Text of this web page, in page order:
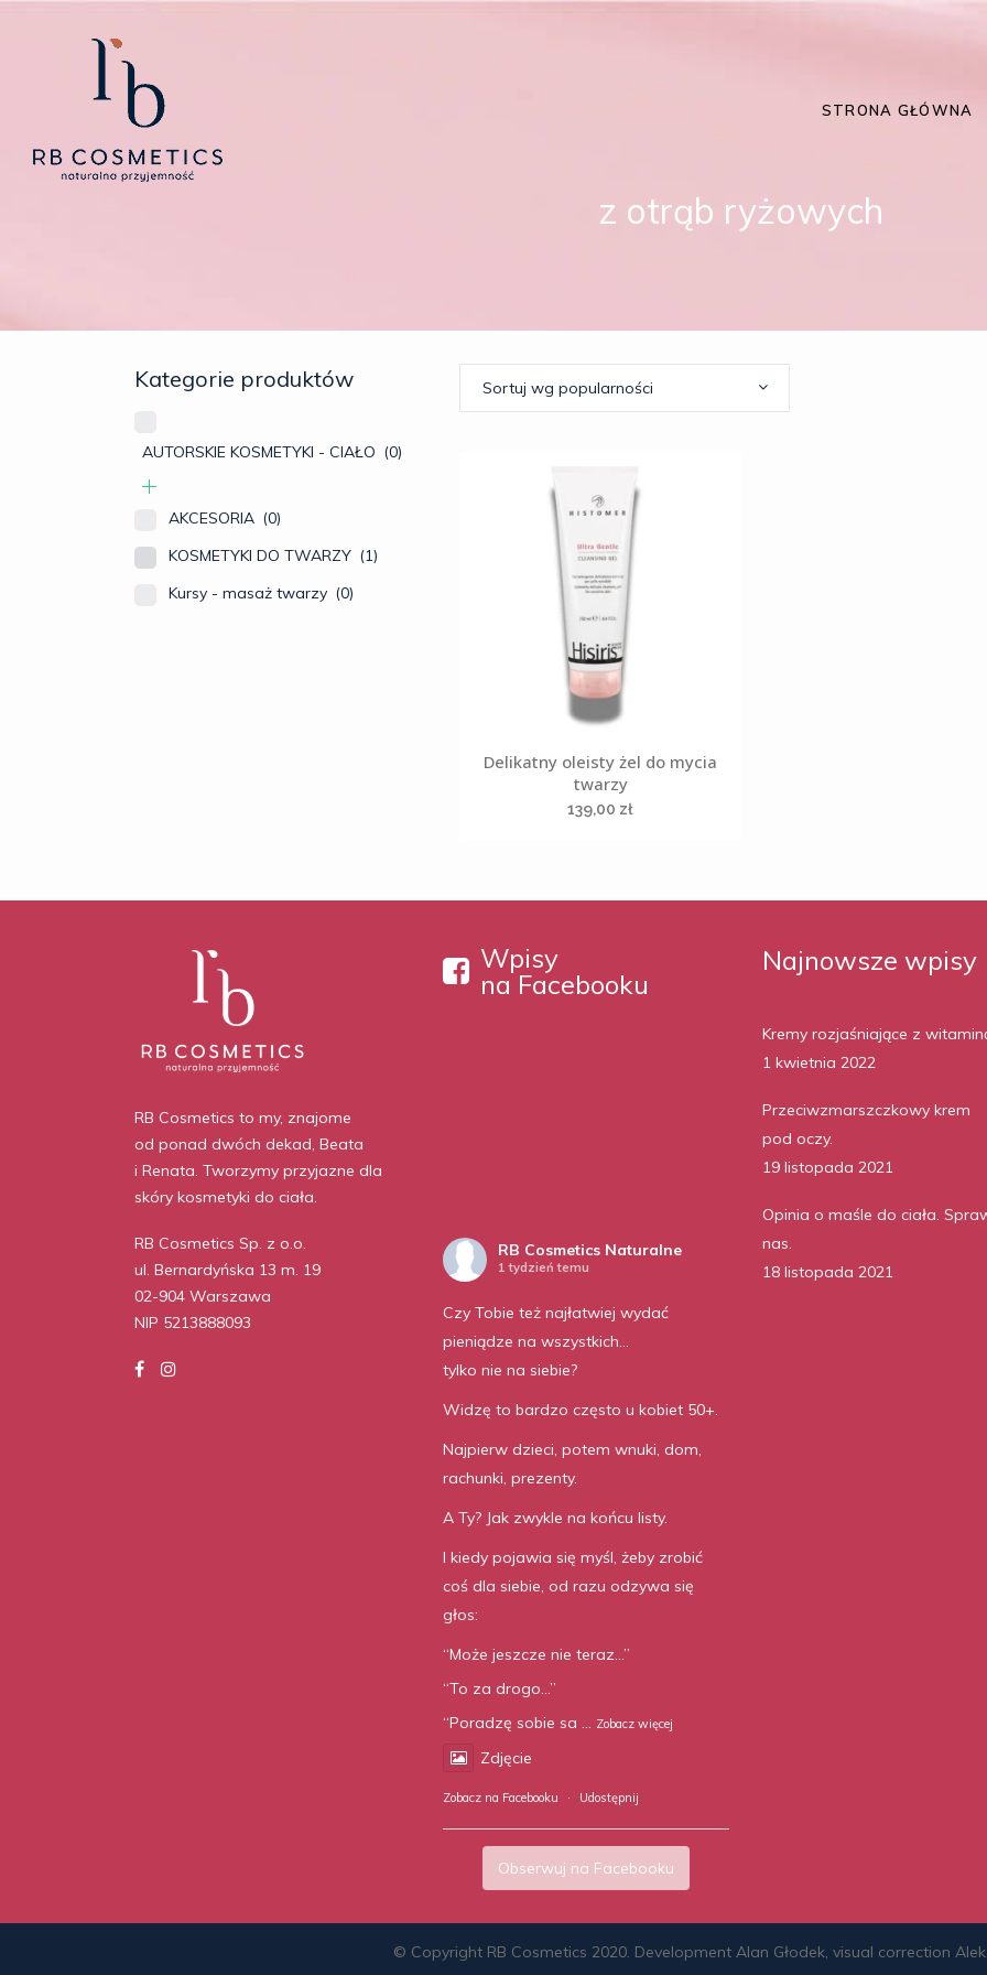
STRONA GŁÓWNA
z otrąb ryżowych
Kategorie produktów
AUTORSKIE KOSMETYKI - CIAŁO (0)
AKCESORIA (0)
KOSMETYKI DO TWARZY (1)
Kursy - masaż twarzy (0)
Sortuj wg popularności
Delikatny oleisty żel do mycia
twarzy
139,00 zł
RB Cosmetics to my, znajome
od ponad dwóch dekad, Beata
i Renata. Tworzymy przyjazne dla
skóry kosmetyki do ciała.
RB Cosmetics Sp. z o.o.
ul. Bernardyńska 13 m. 19
02-904 Warszawa
NIP 5213888093
Wpisy
na Facebooku
RB Cosmetics Naturalne
1 tydzień temu
Czy Tobie też najłatwiej wydać
pieniądze na wszystkich…
tylko nie na siebie?
Widzę to bardzo często u kobiet 50+.
Najpierw dzieci, potem wnuki, dom,
rachunki, prezenty.
A Ty? Jak zwykle na końcu listy.
I kiedy pojawia się myśl, żeby zrobić
coś dla siebie, od razu odzywa się
głos:
“Może jeszcze nie teraz…”
“To za drogo…”
“Poradzę sobie sa ... Zobacz więcej
Zdjęcie
Zobacz na Facebooku · Udostępnij
Obserwuj na Facebooku
Najnowsze wpisy
Kremy rozjaśniające z
1 kwietnia 2022
Przeciwzmarszczkowy krem
pod oczy.
19 listopada 2021
Opinia o maśle do ciała.
nas.
18 listopada 2021
© Copyright RB Cosmetics 2020. Development Alan Głodek, visual correction